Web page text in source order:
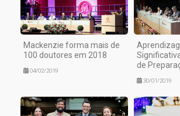
Mackenzie forma mais de
100 doutores em 2018
04/02/2019
de
30/01/2019